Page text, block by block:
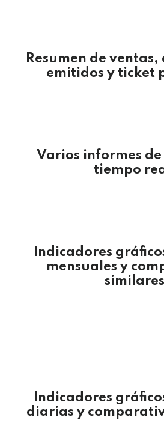
Resumen de
emitidos y ticket
Varios informes
tiempo
Indicadores
mensuales y
similares
Indicadores
diarias y